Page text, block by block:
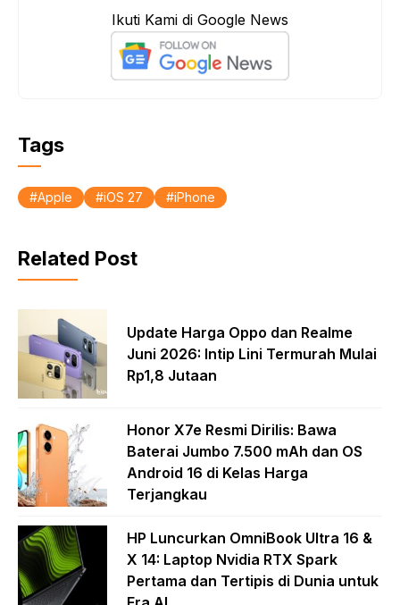
e
Ikuti Kami di Google News
Tags
Apple iOS 27 iPhone
Related Post
Update Harga Oppo dan Realme
Juni 2026: Intip Lini Termurah Mulai
Rp1,8 Jutaan
Honor X7e Resmi Dirilis: Bawa
Baterai Jumbo 7.500 mAh dan OS
Android 16 di Kelas Harga
Terjangkau
HP Luncurkan OmniBook Ultra 16 &
X 14: Laptop Nvidia RTX Spark
Pertama dan Tertipis di Dunia untuk